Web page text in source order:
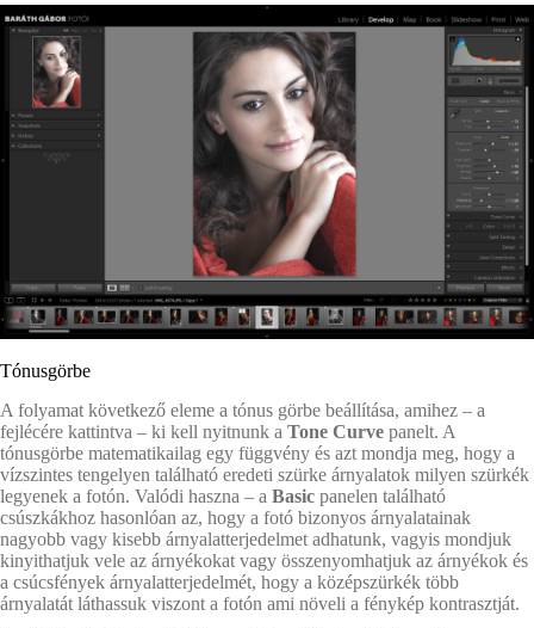
Tónusgörbe
A folyamat következő eleme a tónus görbe beállítása, amihez – a
fejlécére kattintva – ki kell nyitnunk a Tone Curve panelt. A
tónusgörbe matematikailag egy függvény és azt mondja meg, hogy a
vízszintes tengelyen található eredeti szürke árnyalatok milyen szürkék
legyenek a fotón. Valódi haszna – a Basic panelen található
csúszkákhoz hasonlóan az, hogy a fotó bizonyos árnyalatainak
nagyobb vagy kisebb árnyalatterjedelmet adhatunk, vagyis mondjuk
kinyithatjuk vele az árnyékokat vagy összenyomhatjuk az árnyékok és
a csúcsfények árnyalatterjedelmét, hogy a középszürkék több
árnyalatát láthassuk viszont a fotón ami növeli a fénykép kontrasztját.